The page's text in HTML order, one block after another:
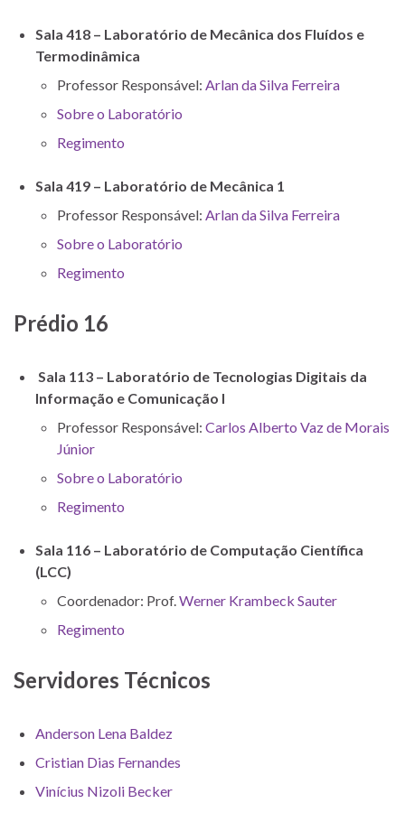
Sala 418 – Laboratório de Mecânica dos Fluídos e
Termodinâmica
Professor Responsável: Arlan da Silva Ferreira
Sobre o Laboratório
Regimento
Sala 419 – Laboratório de Mecânica 1
Professor Responsável: Arlan da Silva Ferreira
Sobre o Laboratório
Regimento
Prédio 16
Sala 113 – Laboratório de Tecnologias Digitais da
Informação e Comunicação I
Professor Responsável: Carlos Alberto Vaz de Morais
Júnior
Sobre o Laboratório
Regimento
Sala 116 – Laboratório de Computação Científica
(LCC)
Coordenador: Prof. Werner Krambeck Sauter
Regimento
Servidores Técnicos
Anderson Lena Baldez
Cristian Dias Fernandes
Vinícius Nizoli Becker